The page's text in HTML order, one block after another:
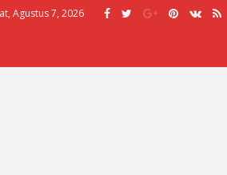
Agustus 7, 2026